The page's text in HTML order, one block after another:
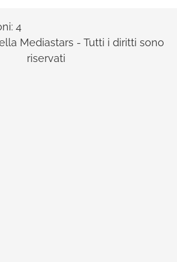
4
Mediastars - Tutti i diritti sono
riservati